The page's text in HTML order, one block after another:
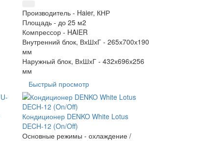
Производитель - Haier, КНР
Площадь -до 25 м2
Компрессор - HAIER
Внутренний блок, ВхШхГ -265х700х190
мм
Наружный блок, ВхШхГ -432х696х256
мм
Быстрый просмотр
Кондиционер DENKO White Lotus
DECH-12 (On/Off)
Основные режимы - охлаждение /